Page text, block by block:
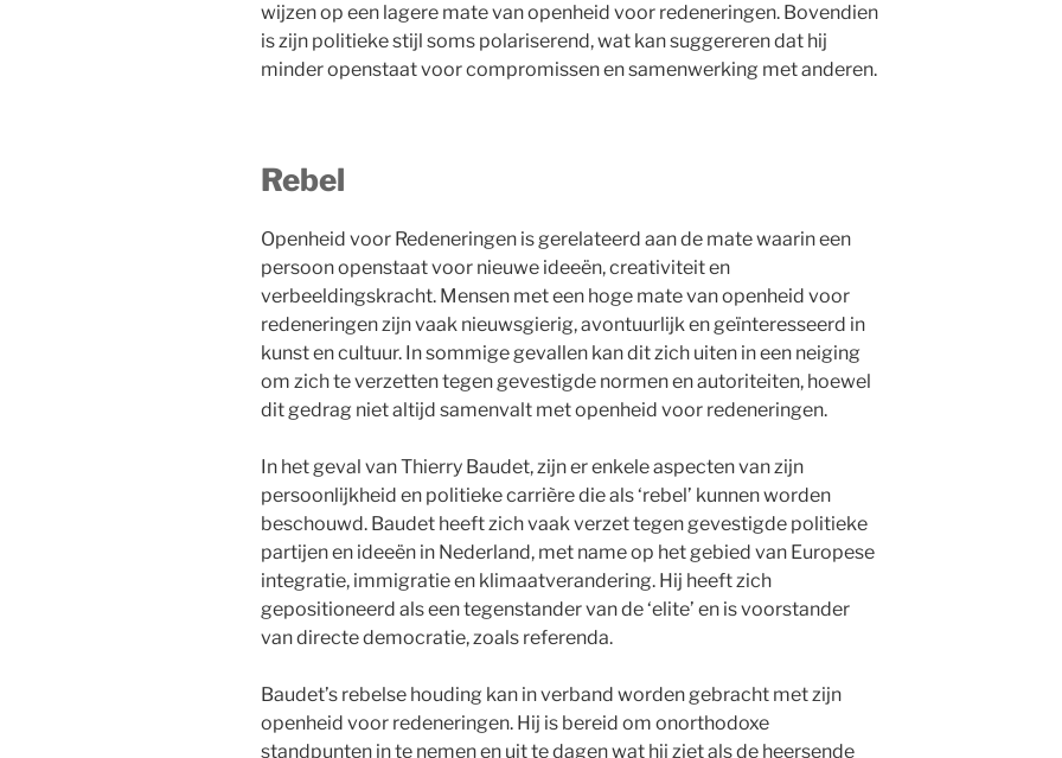
wijzen op een lagere mate van openheid voor redeneringen. Bovendien
is zijn politieke stijl soms polariserend, wat kan suggereren dat hij
minder openstaat voor compromissen en samenwerking met anderen.
Rebel
Openheid voor Redeneringen is gerelateerd aan de mate waarin een
persoon openstaat voor nieuwe ideeën, creativiteit en
verbeeldingskracht. Mensen met een hoge mate van openheid voor
redeneringen zijn vaak nieuwsgierig, avontuurlijk en geïnteresseerd in
kunst en cultuur. In sommige gevallen kan dit zich uiten in een neiging
om zich te verzetten tegen gevestigde normen en autoriteiten, hoewel
dit gedrag niet altijd samenvalt met openheid voor redeneringen.
In het geval van Thierry Baudet, zijn er enkele aspecten van zijn
persoonlijkheid en politieke carrière die als ‘rebel’ kunnen worden
beschouwd. Baudet heeft zich vaak verzet tegen gevestigde politieke
partijen en ideeën in Nederland, met name op het gebied van Europese
integratie, immigratie en klimaatverandering. Hij heeft zich
gepositioneerd als een tegenstander van de ‘elite’ en is voorstander
van directe democratie, zoals referenda.
Baudet’s rebelse houding kan in verband worden gebracht met zijn
openheid voor redeneringen. Hij is bereid om onorthodoxe
standpunten in te nemen en uit te dagen wat hij ziet als de heersende